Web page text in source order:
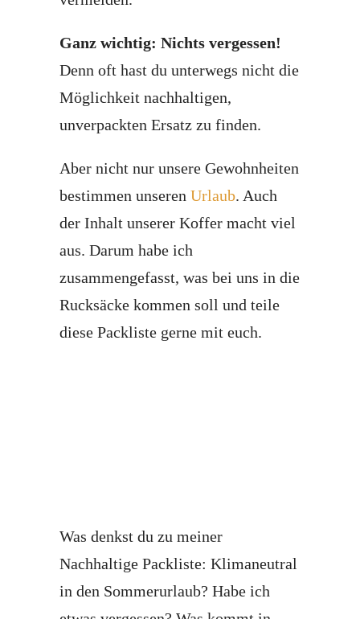
Ganz wichtig: Nichts vergessen!
Denn oft hast du unterwegs nicht die
Möglichkeit nachhaltigen,
unverpackten Ersatz zu finden.
Aber nicht nur unsere Gewohnheiten
bestimmen unseren Urlaub. Auch
der Inhalt unserer Koffer macht viel
aus. Darum habe ich
zusammengefasst, was bei uns in die
Rucksäcke kommen soll und teile
diese Packliste gerne mit euch.
Was denkst du zu meiner
Nachhaltige Packliste: Klimaneutral
in den Sommerurlaub? Habe ich